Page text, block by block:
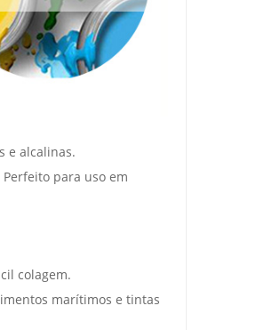
e alcalinas.
para uso em
colagem.
marítimos e tintas